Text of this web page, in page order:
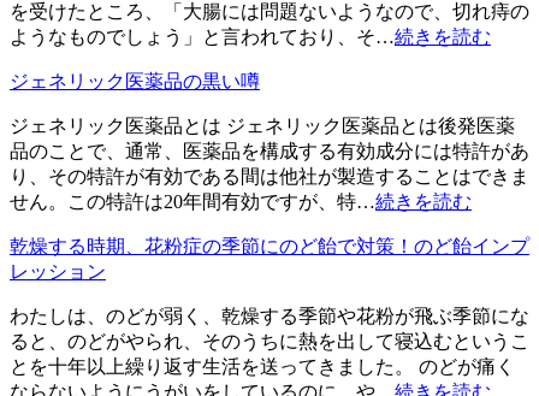
を受けたところ、「大腸には問題ないようなので、切れ痔の
ようなものでしょう」と言われており、そ…続きを読む
ジェネリック医薬品の黒い噂
ジェネリック医薬品とは ジェネリック医薬品とは後発医薬
品のことで、通常、医薬品を構成する有効成分には特許があ
り、その特許が有効である間は他社が製造することはできま
せん。この特許は20年間有効ですが、特…続きを読む
乾燥する時期、花粉症の季節にのど飴で対策！のど飴インプ
レッション
わたしは、のどが弱く、乾燥する季節や花粉が飛ぶ季節にな
ると、のどがやられ、そのうちに熱を出して寝込むというこ
とを十年以上繰り返す生活を送ってきました。 のどが痛く